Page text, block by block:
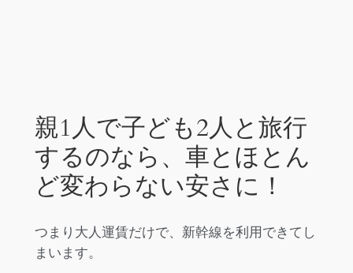
親1人で子ども2人と旅行
するのなら、車とほとん
ど変わらない安さに！
つまり大人運賃だけで、新幹線を利用できてし
まいます。